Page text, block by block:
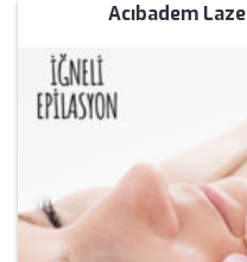
Acıbadem